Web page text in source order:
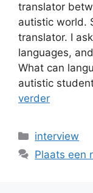
translator
autistic world.
translator. I
languages,
What can
autistic
verder
Categorieën
interview
Plaats een